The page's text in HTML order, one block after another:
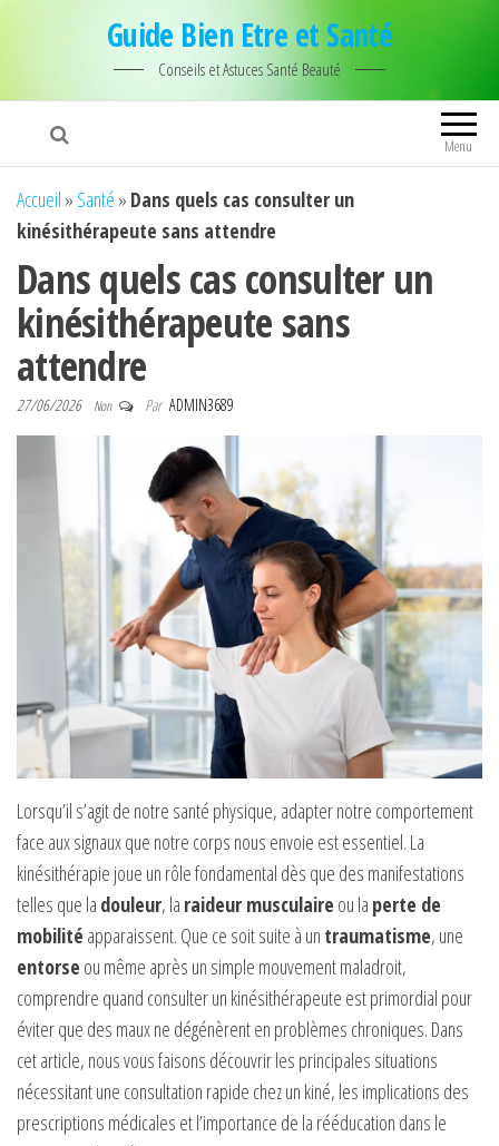
Guide Bien Etre et Santé
Conseils et Astuces Santé Beauté
Menu
Accueil » Santé » Dans quels cas consulter un
kinésithérapeute sans attendre
Dans quels cas consulter un
kinésithérapeute sans
attendre
27/06/2026 Non Par ADMIN3689
Lorsqu’il s’agit de notre santé physique, adapter notre comportement
face aux signaux que notre corps nous envoie est essentiel. La
kinésithérapie joue un rôle fondamental dès que des manifestations
telles que la douleur, la raideur musculaire ou la perte de
mobilité apparaissent. Que ce soit suite à un traumatisme, une
entorse ou même après un simple mouvement maladroit,
comprendre quand consulter un kinésithérapeute est primordial pour
éviter que des maux ne dégénèrent en problèmes chroniques. Dans
cet article, nous vous faisons découvrir les principales situations
nécessitant une consultation rapide chez un kiné, les implications des
prescriptions médicales et l’importance de la rééducation dans le